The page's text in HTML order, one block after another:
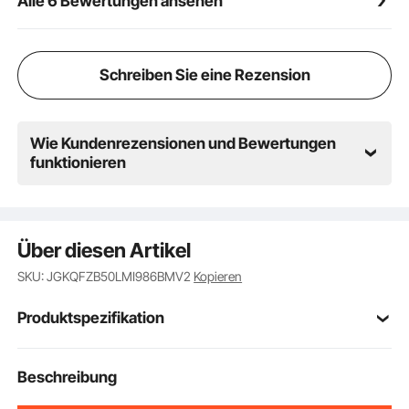
Sie Ihren Luftstrom mühelos mit einem
Schreiben Sie eine Rezension
Wie Kundenrezensionen und Bewertungen
funktionieren
Über diesen Artikel
SKU: JGKQFZB50LMI986BMV2 Kopieren
Produktspezifikation
Artikelmodellnum
mer
Beschreibung